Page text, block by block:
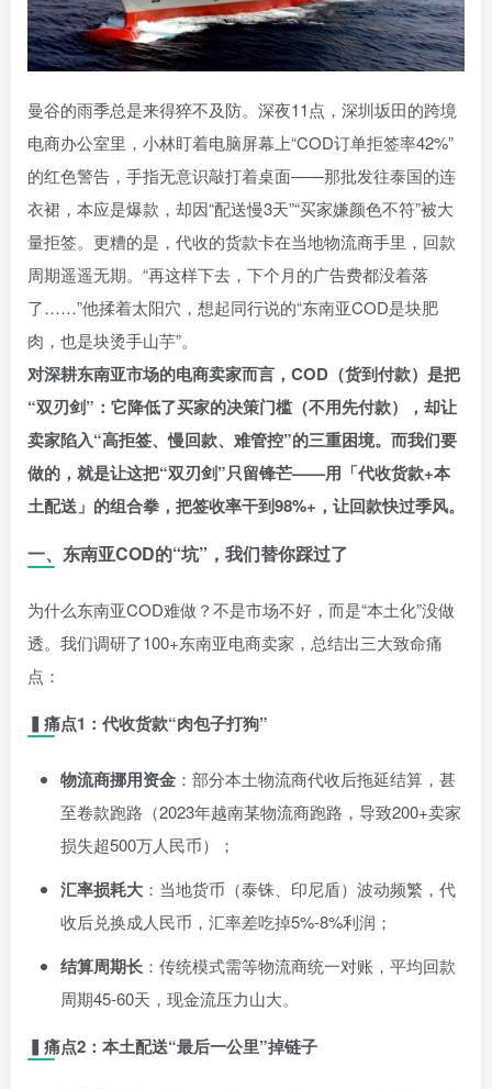
曼谷的雨季总是来得猝不及防。深夜11点，深圳坂田的跨境
电商办公室里，小林盯着电脑屏幕上“COD订单拒签率42%”
的红色警告，手指无意识敲打着桌面——那批发往泰国的连
衣裙，本应是爆款，却因“配送慢3天”“买家嫌颜色不符”被大
量拒签。更糟的是，代收的货款卡在当地物流商手里，回款
周期遥遥无期。“再这样下去，下个月的广告费都没着落
了……”他揉着太阳穴，想起同行说的“东南亚COD是块肥
肉，也是块烫手山芋”。
对深耕东南亚市场的电商卖家而言，COD（货到付款）是把
“双刃剑”：它降低了买家的决策门槛（不用先付款），却让
卖家陷入“高拒签、慢回款、难管控”的三重困境。而我们要
做的，就是让这把“双刃剑”只留锋芒——用「代收货款+本
土配送」的组合拳，把签收率干到98%+，让回款快过季风。
一、东南亚COD的“坑”，我们替你踩过了
为什么东南亚COD难做？不是市场不好，而是“本土化”没做
透。我们调研了100+东南亚电商卖家，总结出三大致命痛
点：
▍痛点1：代收货款“肉包子打狗”
物流商挪用资金 ：部分本土物流商代收后拖延结算，甚
至卷款跑路（2023年越南某物流商跑路，导致200+卖家
损失超500万人民币）；
汇率损耗大 ：当地货币（泰铢、印尼盾）波动频繁，代
收后兑换成人民币，汇率差吃掉5%-8%利润；
结算周期长 ：传统模式需等物流商统一对账，平均回款
周期45-60天，现金流压力山大。
▍痛点2：本土配送“最后一公里”掉链子